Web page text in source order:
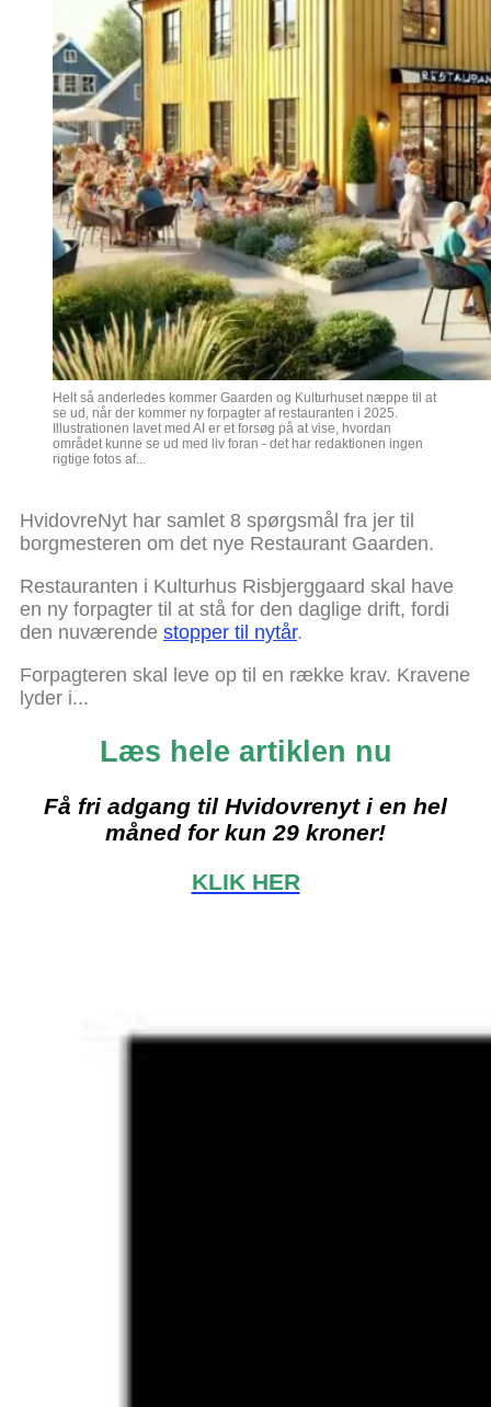
Helt så anderledes kommer Gaarden og Kulturhuset næppe til at
se ud, når der kommer ny forpagter af restauranten i 2025.
Illustrationen lavet med AI er et forsøg på at vise, hvordan
området kunne se ud med liv foran - det har redaktionen ingen
rigtige fotos af...
HvidovreNyt har samlet 8 spørgsmål fra jer til
borgmesteren om det nye Restaurant Gaarden.
Restauranten i Kulturhus Risbjerggaard skal have
en ny forpagter til at stå for den daglige drift, fordi
den nuværende stopper til nytår.
Forpagteren skal leve op til en række krav. Kravene
lyder i...
Læs hele artiklen nu
Få fri adgang til Hvidovrenyt i en hel
måned for kun 29 kroner!
KLIK HER